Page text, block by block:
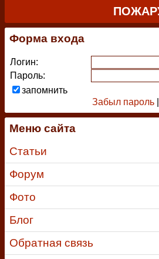
Форма входа
Логин:
Пароль:
запомнить
Забыл пароль
Меню сайта
Статьи
Форум
Фото
Блог
Обратная связь